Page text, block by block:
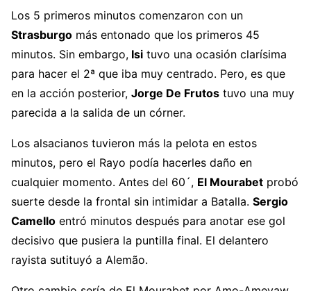
Los 5 primeros minutos comenzaron con un
Strasburgo más entonado que los primeros 45
minutos. Sin embargo, Isi tuvo una ocasión clarísima
para hacer el 2ª que iba muy centrado. Pero, es que
en la acción posterior, Jorge De Frutos tuvo una muy
parecida a la salida de un córner.
Los alsacianos tuvieron más la pelota en estos
minutos, pero el Rayo podía hacerles daño en
cualquier momento. Antes del 60´, El Mourabet probó
suerte desde la frontal sin intimidar a Batalla. Sergio
Camello entró minutos después para anotar ese gol
decisivo que pusiera la puntilla final. El delantero
rayista sutituyó a Alemão.